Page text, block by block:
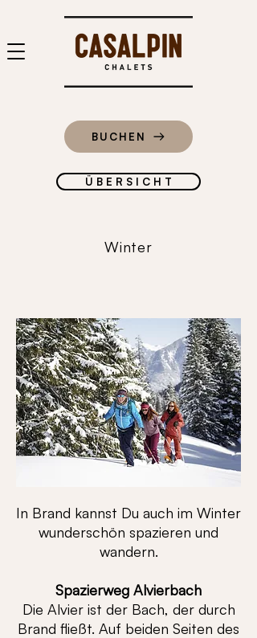
BUCHEN
Ü B E R S I C H T
Winter
In Brand kannst Du auch im Winter
wunderschön spazieren und
wandern.
Spazierweg Alvierbach
Die Alvier ist der Bach, der durch
Brand fließt. Auf beiden Seiten des